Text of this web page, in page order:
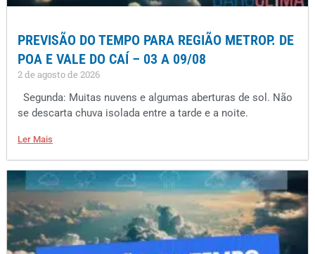
PREVISÃO DO TEMPO PARA REGIÃO METROP. DE
POA E VALE DO CAÍ – 03 A 09/08
2 de agosto de 2026
Segunda: Muitas nuvens e algumas aberturas de sol. Não
se descarta chuva isolada entre a tarde e a noite.
Ler Mais